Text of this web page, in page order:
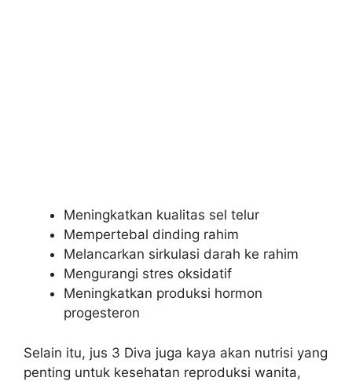
Meningkatkan kualitas sel telur
Mempertebal dinding rahim
Melancarkan sirkulasi darah ke rahim
Mengurangi stres oksidatif
Meningkatkan produksi hormon
progesteron
Selain itu, jus 3 Diva juga kaya akan nutrisi yang
penting untuk kesehatan reproduksi wanita,